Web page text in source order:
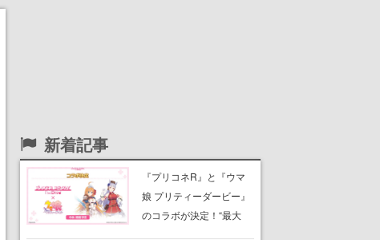
新着記事
『プリコネR』と『ウマ
娘 プリティーダービー』
のコラボが決定！“最大